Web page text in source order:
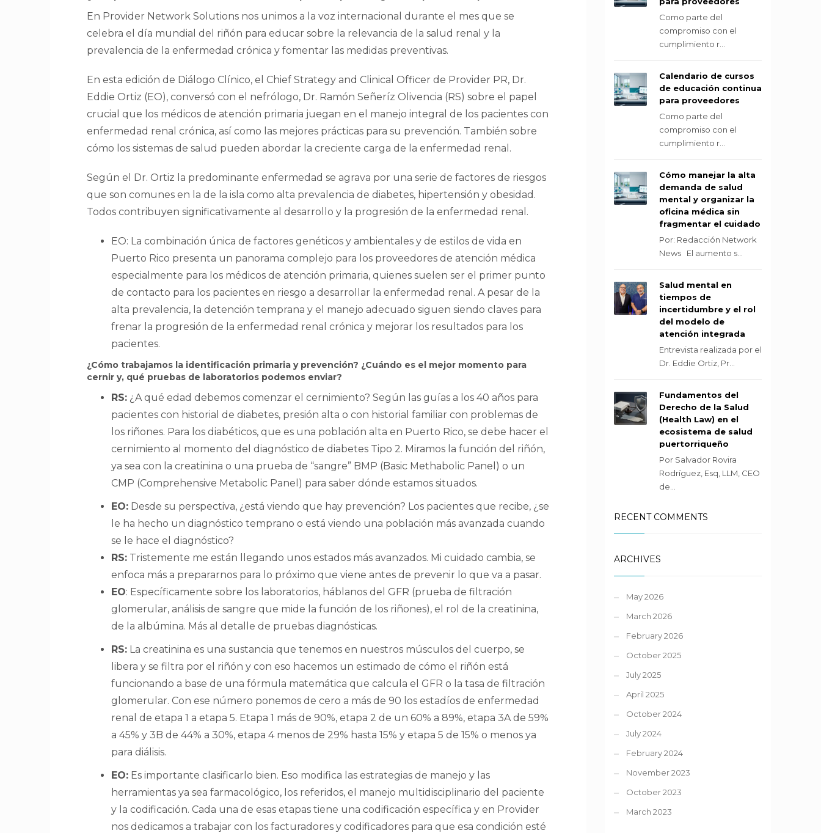
En Provider Network Solutions nos unimos a la voz internacional durante el mes que se
celebra el día mundial del riñón para educar sobre la relevancia de la salud renal y la
prevalencia de la enfermedad crónica y fomentar las medidas preventivas.
En esta edición de Diálogo Clínico, el Chief Strategy and Clinical Officer de Provider PR, Dr.
Eddie Ortiz (EO), conversó con el nefrólogo, Dr. Ramón Señeríz Olivencia (RS) sobre el papel
crucial que los médicos de atención primaria juegan en el manejo integral de los pacientes con
enfermedad renal crónica, así como las mejores prácticas para su prevención. También sobre
cómo los sistemas de salud pueden abordar la creciente carga de la enfermedad renal.
Según el Dr. Ortiz la predominante enfermedad se agrava por una serie de factores de riesgos
que son comunes en la de la isla como alta prevalencia de diabetes, hipertensión y obesidad.
Todos contribuyen significativamente al desarrollo y la progresión de la enfermedad renal.
EO: La combinación única de factores genéticos y ambientales y de estilos de vida en
Puerto Rico presenta un panorama complejo para los proveedores de atención médica
especialmente para los médicos de atención primaria, quienes suelen ser el primer punto
de contacto para los pacientes en riesgo a desarrollar la enfermedad renal. A pesar de la
alta prevalencia, la detención temprana y el manejo adecuado siguen siendo claves para
frenar la progresión de la enfermedad renal crónica y mejorar los resultados para los
pacientes.
¿Cómo trabajamos la identificación primaria y prevención? ¿Cuándo es el mejor momento para
cernir y, qué pruebas de laboratorios podemos enviar?
RS: ¿A qué edad debemos comenzar el cernimiento? Según las guías a los 40 años para
pacientes con historial de diabetes, presión alta o con historial familiar con problemas de
los riñones. Para los diabéticos, que es una población alta en Puerto Rico, se debe hacer el
cernimiento al momento del diagnóstico de diabetes Tipo 2. Miramos la función del riñón,
ya sea con la creatinina o una prueba de “sangre” BMP (Basic Methabolic Panel) o un
CMP (Comprehensive Metabolic Panel) para saber dónde estamos situados.
EO: Desde su perspectiva, ¿está viendo que hay prevención? Los pacientes que recibe, ¿se
le ha hecho un diagnóstico temprano o está viendo una población más avanzada cuando
se le hace el diagnóstico?
RS: Tristemente me están llegando unos estados más avanzados. Mi cuidado cambia, se
enfoca más a prepararnos para lo próximo que viene antes de prevenir lo que va a pasar.
EO: Específicamente sobre los laboratorios, háblanos del GFR (prueba de filtración
glomerular, análisis de sangre que mide la función de los riñones), el rol de la creatinina,
de la albúmina. Más al detalle de pruebas diagnósticas.
RS: La creatinina es una sustancia que tenemos en nuestros músculos del cuerpo, se
libera y se filtra por el riñón y con eso hacemos un estimado de cómo el riñón está
funcionando a base de una fórmula matemática que calcula el GFR o la tasa de filtración
glomerular. Con ese número ponemos de cero a más de 90 los estadíos de enfermedad
renal de etapa 1 a etapa 5. Etapa 1 más de 90%, etapa 2 de un 60% a 89%, etapa 3A de 59%
a 45% y 3B de 44% a 30%, etapa 4 menos de 29% hasta 15% y etapa 5 de 15% o menos ya
para diálisis.
EO: Es importante clasificarlo bien. Eso modifica las estrategias de manejo y las
herramientas ya sea farmacológico, los referidos, el manejo multidisciplinario del paciente
y la codificación. Cada una de esas etapas tiene una codificación específica y en Provider
nos dedicamos a trabajar con los facturadores y codificadores para que esa condición esté
Como parte del
compromiso con el
cumplimiento r...
Calendario de cursos
de educación continua
para proveedores
Como parte del
compromiso con el
cumplimiento r...
Cómo manejar la alta
demanda de salud
mental y organizar la
oficina médica sin
fragmentar el cuidado
Por: Redacción Network
News El aumento s...
Salud mental en
tiempos de
incertidumbre y el rol
del modelo de
atención integrada
Entrevista realizada por el
Dr. Eddie Ortiz, Pr...
Fundamentos del
Derecho de la Salud
(Health Law) en el
ecosistema de salud
puertorriqueño
Por Salvador Rovira
Rodríguez, Esq, LLM, CEO
de...
RECENT COMMENTS
ARCHIVES
May 2026
March 2026
February 2026
October 2025
July 2025
April 2025
October 2024
July 2024
February 2024
November 2023
October 2023
March 2023